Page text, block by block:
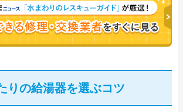
スト。
りの給湯器を選ぶコツ